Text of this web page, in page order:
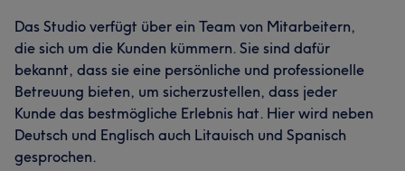
Das Studio verfügt über ein Team von Mitarbeitern,
die sich um die Kunden kümmern. Sie sind dafür
bekannt, dass sie eine persönliche und professionelle
Betreuung bieten, um sicherzustellen, dass jeder
Kunde das bestmögliche Erlebnis hat. Hier wird neben
Deutsch und Englisch auch Litauisch und Spanisch
gesprochen.